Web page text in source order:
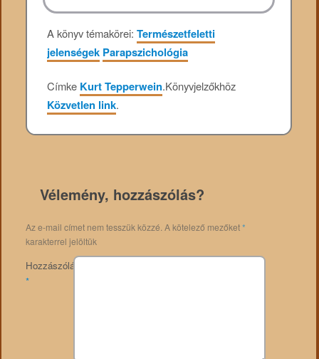
A könyv témakörei:Természetfeletti
jelenségek Parapszichológia
Címke Kurt Tepperwein.Könyvjelzőkhöz
Közvetlen link.
Vélemény, hozzászólás?
Az e-mail címet nem tesszük közzé.A kötelező mezőket*
karakterrel jelöltük
Hozzászólás
*